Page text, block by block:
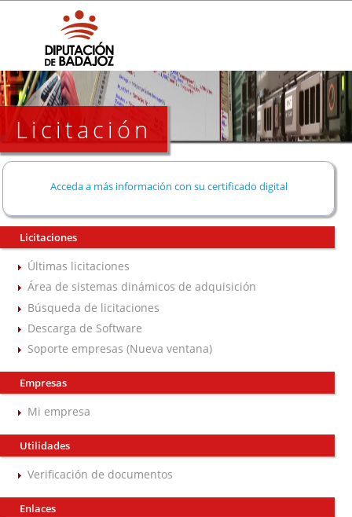
Licitación
Acceda a más información con su certificado digital
Licitaciones
Últimas licitaciones
Área de sistemas dinámicos de adquisición
Búsqueda de licitaciones
Descarga de Software
Soporte empresas (Nueva ventana)
Empresas
Mi empresa
Utilidades
Verificación de documentos
Enlaces